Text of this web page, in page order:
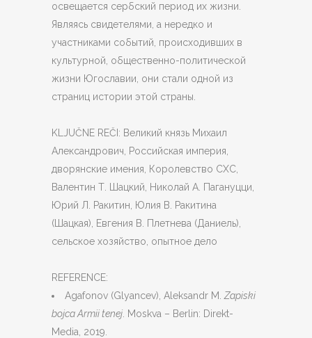
освещается сербский период их жизни.
Являясь свидетелями, а нередко и
участниками событий, происходивших в
культурной, общественно-политической
жизни Югославии, они стали одной из
страниц истории этой страны.
KLJUČNE REČI: Великий князь Михаил
Александрович, Российская империя,
дворянские имения, Королевство СХС,
Валентин Т. Шацкий, Николай А. Пагануцци,
Юрий Л. Ракитин, Юлия В. Ракитина
(Шацкая), Евгения В. Плетнева (Даниель),
сельское хозяйство, опытное дело
REFERENCE:
Agafonov (Glyancev), Aleksandr M. Zapiski
bojca Armii tenej . Moskva – Berlin: Direkt-
Media, 2019.